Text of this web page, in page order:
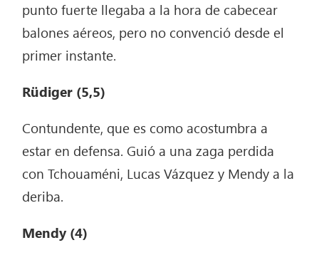
punto fuerte llegaba a la hora de cabecear
balones aéreos, pero no convenció desde el
primer instante.
Rüdiger (5,5)
Contundente, que es como acostumbra a
estar en defensa. Guió a una zaga perdida
con Tchouaméni, Lucas Vázquez y Mendy a la
deriba.
Mendy (4)